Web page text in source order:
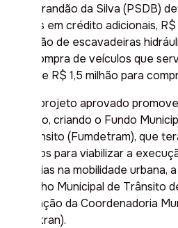
Hélio Brandão da Silva (PSDB)
milhões em crédito adicionais,
aquisição de escavadeiras
para compra de veículos que
Saúde e R$ 1,5 milhão para
Outro projeto aprovado
Trânsito, criando o Fundo
do Trânsito (Fumdetram), que
recursos para viabilizar a
melhorias na mobilidade urbana,
Conselho Municipal de Trânsito
e a criação da Coordenadoria
(Comutran).